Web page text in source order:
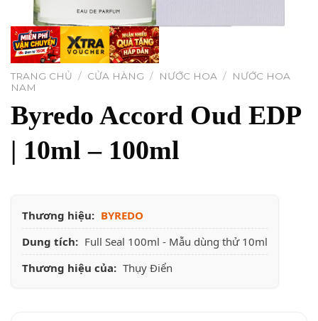
TRANG CHỦ / CỬA HÀNG / NƯỚC HOA /
NƯỚC HOA
NAM
Byredo Accord Oud EDP
| 10ml – 100ml
Thương hiệu: BYREDO
Dung tích: Full Seal 100ml - Mẫu dùng thử 10ml
Thương hiệu của: Thụy Điển